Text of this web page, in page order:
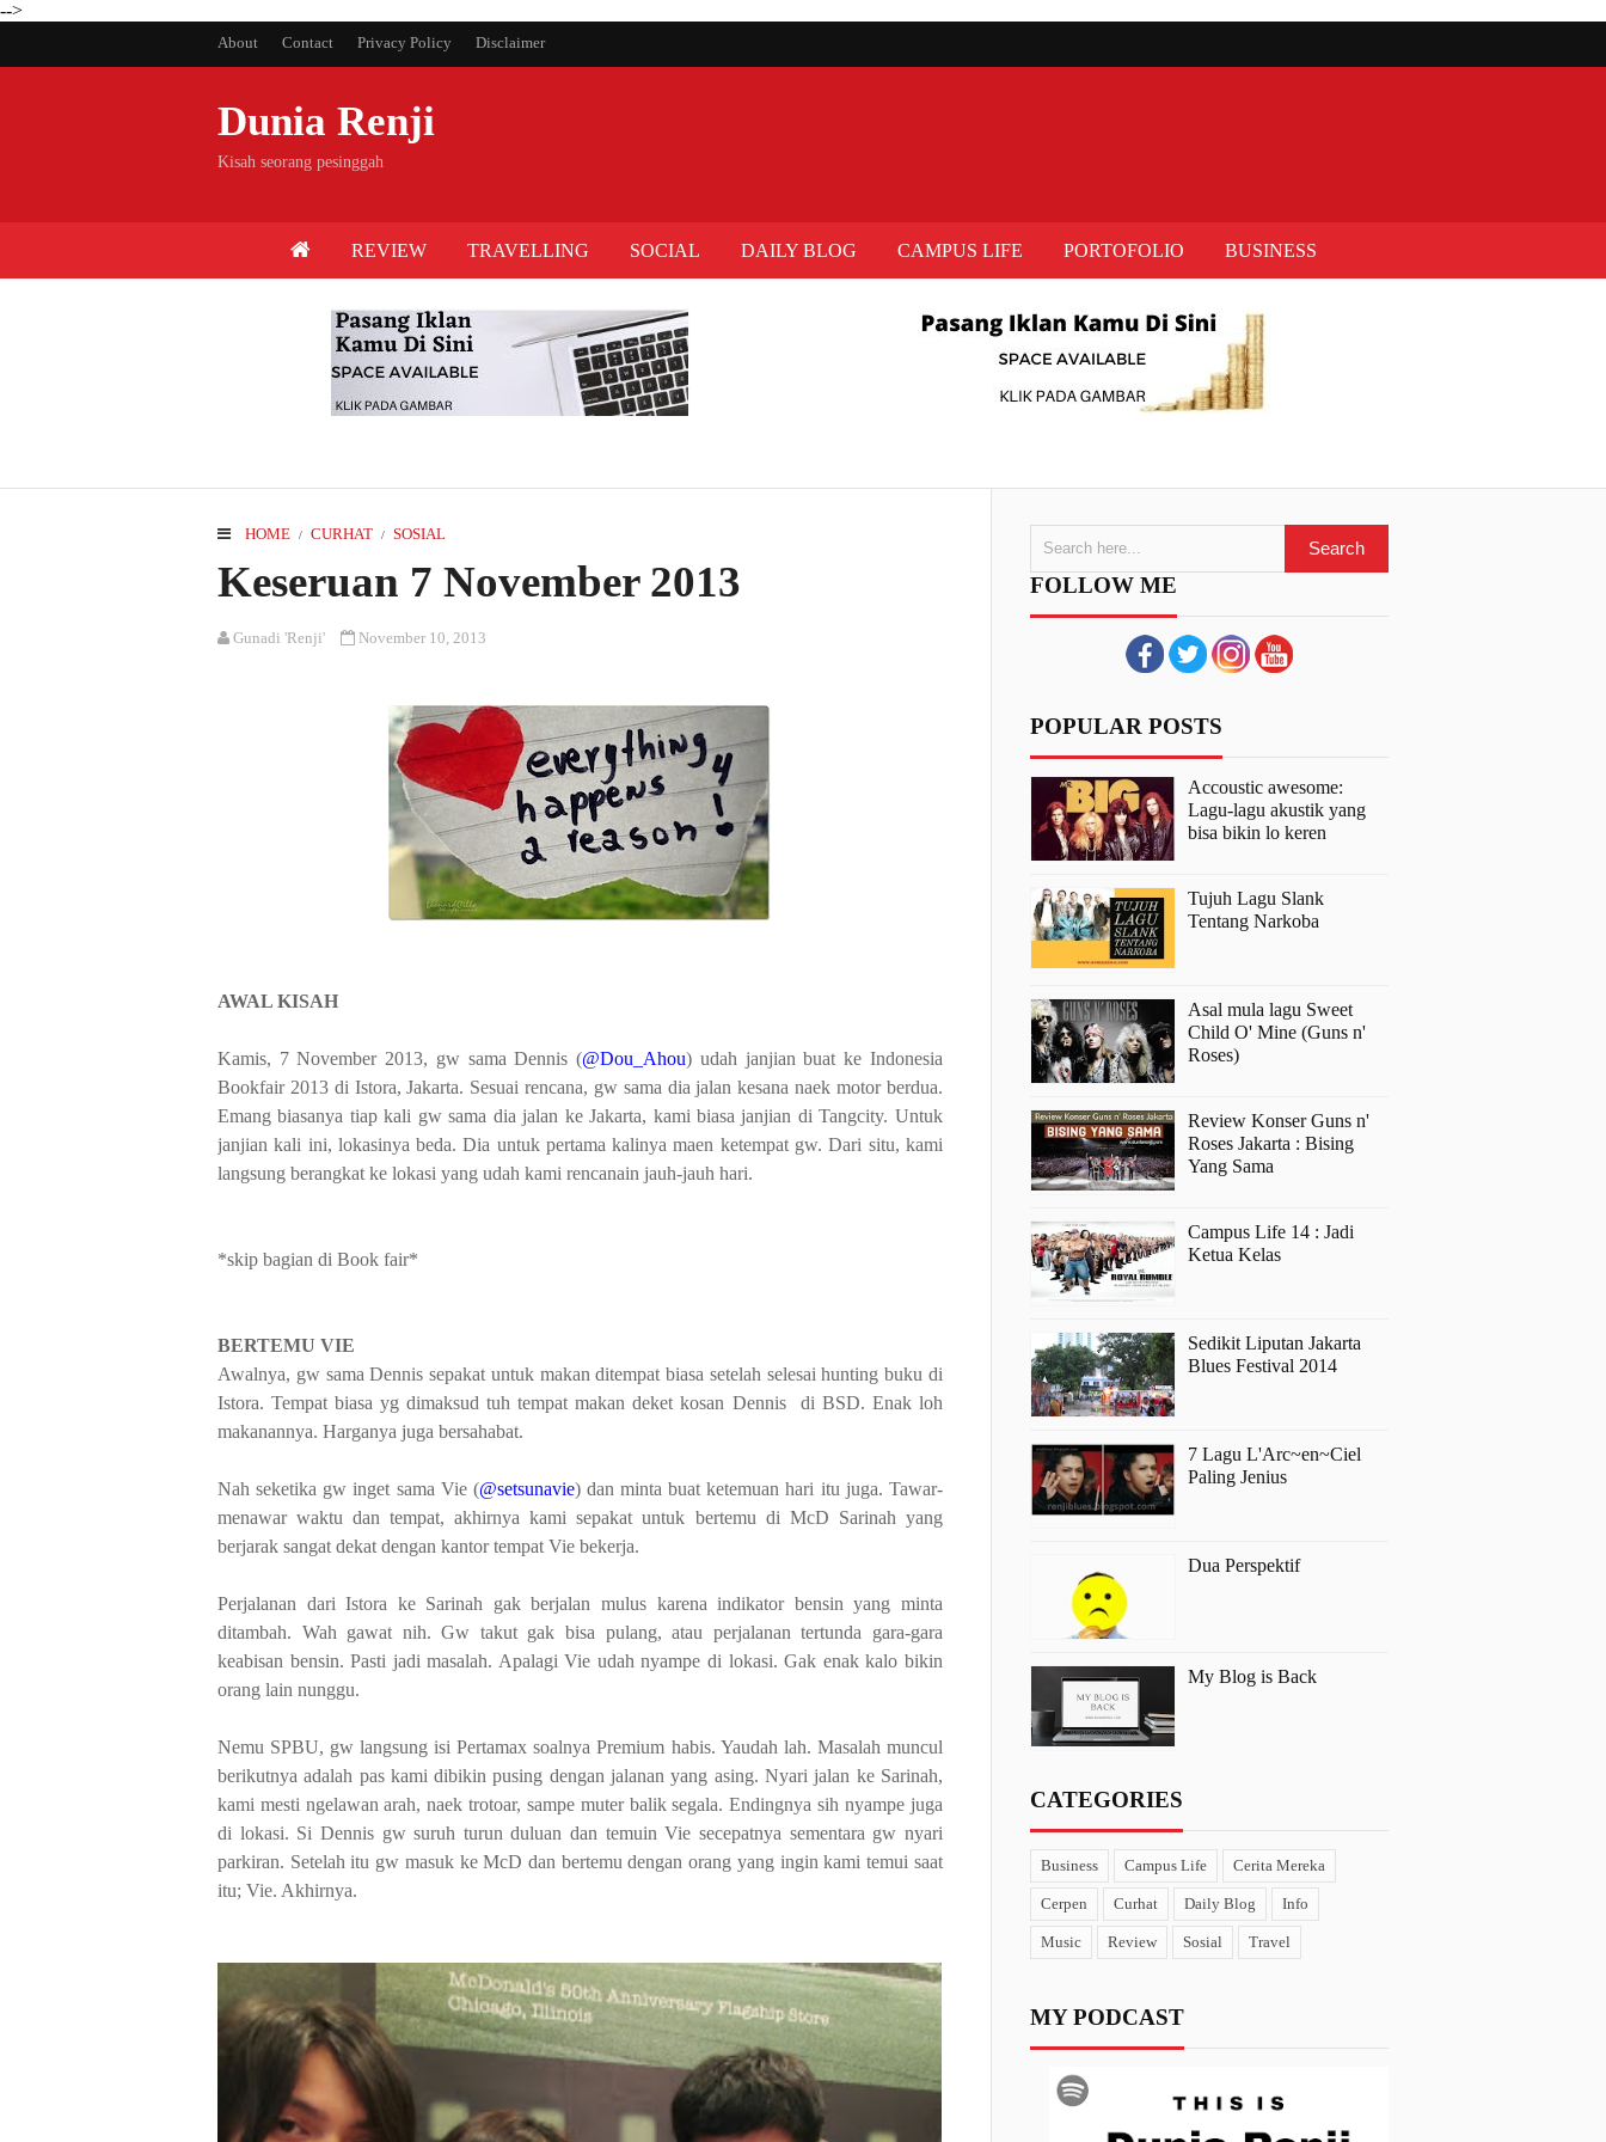
-->
About Contact Privacy Policy Disclaimer
Dunia Renji
Kisah seorang pesinggah
REVIEW TRAVELLING SOCIAL DAILY BLOG CAMPUS LIFE PORTOFOLIO BUSINESS
HOME / CURHAT / SOSIAL
Keseruan 7 November 2013
Gunadi 'Renji' November 10, 2013
AWAL KISAH
Kamis, 7 November 2013, gw sama Dennis (@Dou_Ahou) udah janjian buat ke Indonesia
Bookfair 2013 di Istora, Jakarta. Sesuai rencana, gw sama dia jalan kesana naek motor berdua.
Emang biasanya tiap kali gw sama dia jalan ke Jakarta, kami biasa janjian di Tangcity. Untuk
janjian kali ini, lokasinya beda. Dia untuk pertama kalinya maen ketempat gw. Dari situ, kami
langsung berangkat ke lokasi yang udah kami rencanain jauh-jauh hari.
*skip bagian di Book fair*
BERTEMU VIE
Awalnya, gw sama Dennis sepakat untuk makan ditempat biasa setelah selesai hunting buku di
Istora. Tempat biasa yg dimaksud tuh tempat makan deket kosan Dennis
di BSD. Enak loh
makanannya. Harganya juga bersahabat.
Nah seketika gw inget sama Vie (@setsunavie) dan minta buat ketemuan hari itu juga. Tawar-
menawar waktu dan tempat, akhirnya kami sepakat untuk bertemu di McD Sarinah yang
berjarak sangat dekat dengan kantor tempat Vie bekerja.
Perjalanan dari Istora ke Sarinah gak berjalan mulus karena indikator bensin yang minta
ditambah. Wah gawat nih. Gw takut gak bisa pulang, atau perjalanan tertunda gara-gara
keabisan bensin. Pasti jadi masalah. Apalagi Vie udah nyampe di lokasi. Gak enak kalo bikin
orang lain nunggu.
Nemu SPBU, gw langsung isi Pertamax soalnya Premium habis. Yaudah lah. Masalah muncul
berikutnya adalah pas kami dibikin pusing dengan jalanan yang asing. Nyari jalan ke Sarinah,
kami mesti ngelawan arah, naek trotoar, sampe muter balik segala. Endingnya sih nyampe juga
di lokasi. Si Dennis gw suruh turun duluan dan temuin Vie secepatnya sementara gw nyari
parkiran. Setelah itu gw masuk ke McD dan bertemu dengan orang yang ingin kami temui saat
itu; Vie. Akhirnya.
FOLLOW ME
POPULAR POSTS
Accoustic awesome:
Lagu-lagu akustik yang
bisa bikin lo keren
Tujuh Lagu Slank
Tentang Narkoba
Asal mula lagu Sweet
Child O' Mine (Guns n'
Roses)
Review Konser Guns n'
Roses Jakarta : Bising
Yang Sama
Campus Life 14 : Jadi
Ketua Kelas
Sedikit Liputan Jakarta
Blues Festival 2014
7 Lagu L'Arc~en~Ciel
Paling Jenius
Dua Perspektif
My Blog is Back
CATEGORIES
Business Campus Life Cerita Mereka
Cerpen Curhat Daily Blog Info
Music Review Sosial Travel
MY PODCAST